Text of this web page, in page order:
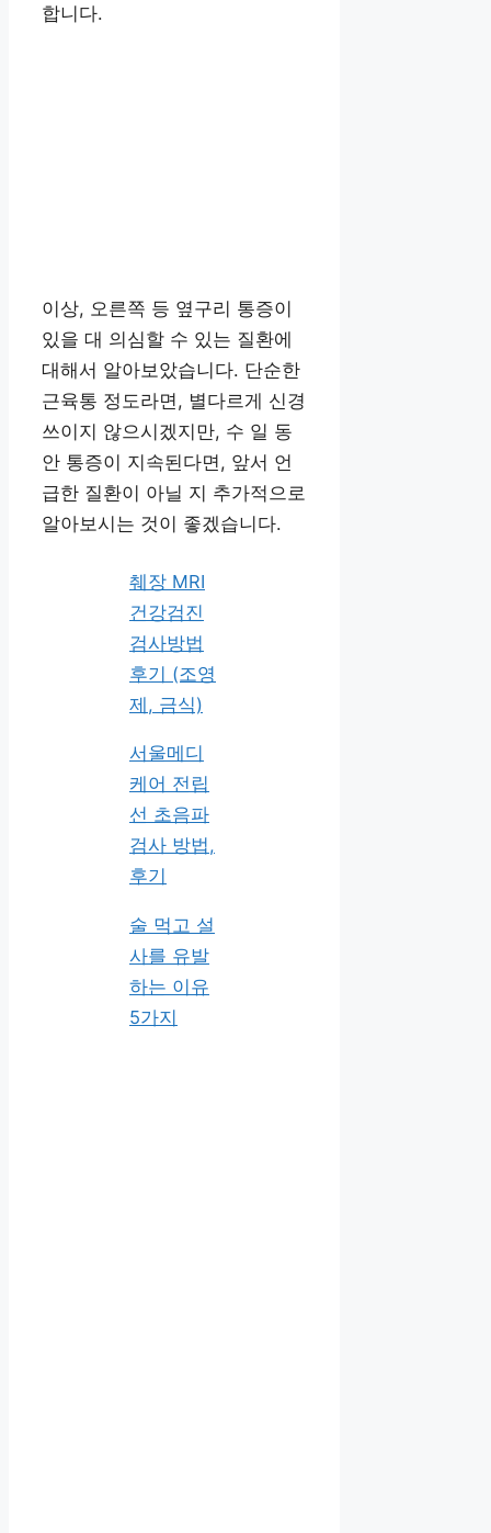
합니다.
이상, 오른쪽 등 옆구리 통증이
있을 대 의심할 수 있는 질환에
대해서 알아보았습니다. 단순한
근육통 정도라면, 별다르게 신경
쓰이지 않으시겠지만, 수 일 동
안 통증이 지속된다면, 앞서 언
급한 질환이 아닐 지 추가적으로
알아보시는 것이 좋겠습니다.
췌장 MRI
건강검진
검사방법
후기 (조영
제, 금식)
서울메디
케어 전립
선 초음파
검사 방법,
후기
술 먹고 설
사를 유발
하는 이유
5가지